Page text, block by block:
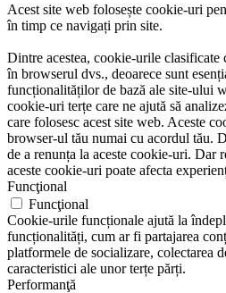
Acest site web folosește cookie-uri
în timp ce navigați prin site.
Dintre acestea, cookie-urile clasificate
în browserul dvs., deoarece sunt
funcționalităților de bază ale site-ului
cookie-uri terțe care ne ajută să
care folosesc acest site web. Aceste
browser-ul tău numai cu acordul tău.
de a renunța la aceste cookie-uri. Dar
aceste cookie-uri poate afecta
Funcţional
Funcţional
Cookie-urile funcționale ajută la
funcționalități, cum ar fi partajarea
platformele de socializare, colectarea
caracteristici ale unor terțe părți.
Performanţă